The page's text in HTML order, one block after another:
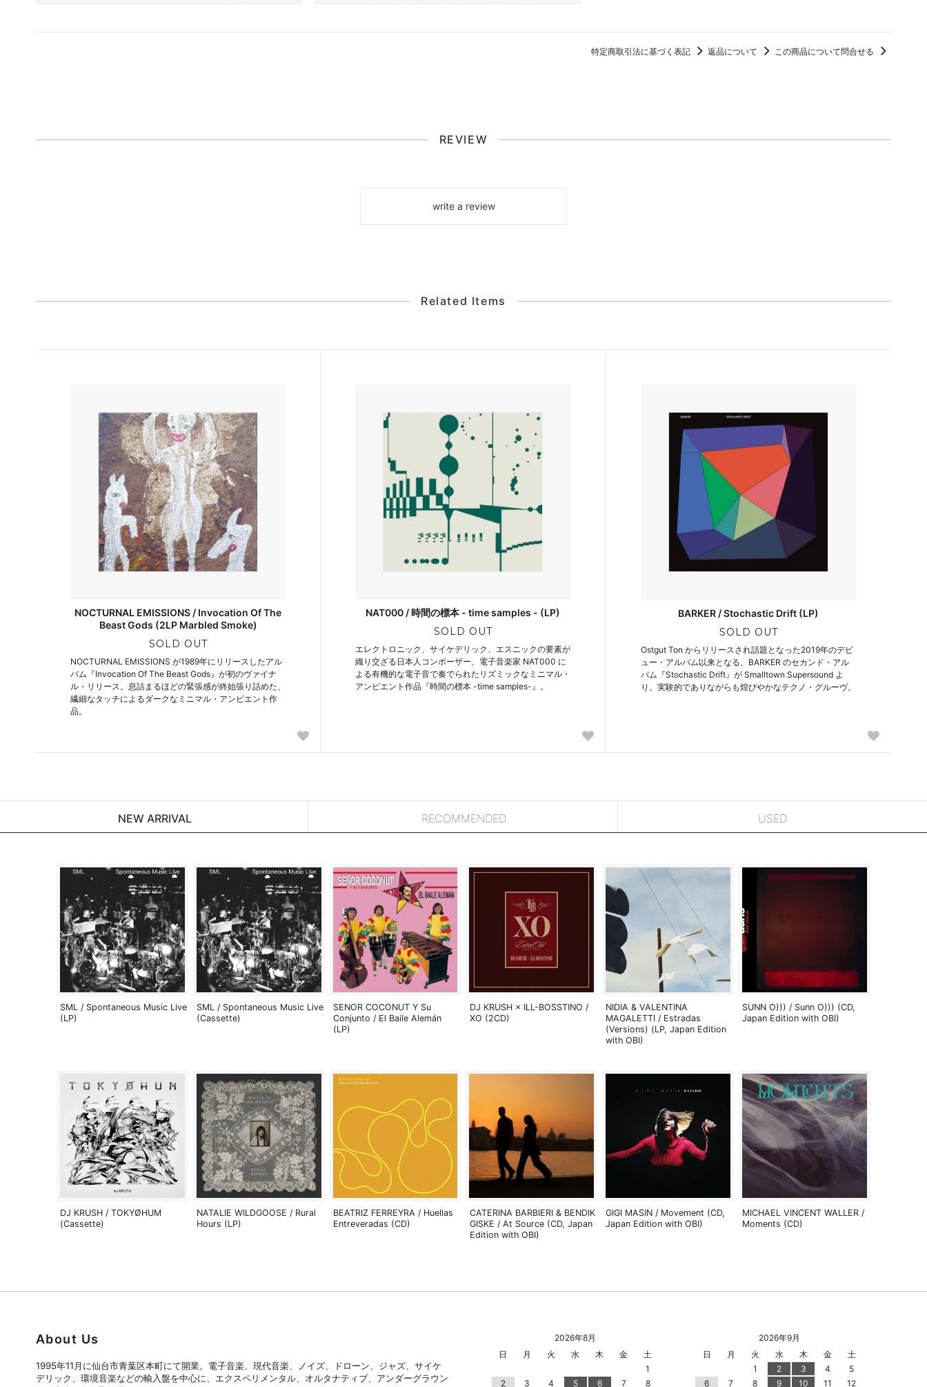
特定商取引法に基づく表記 返品について この商品について問合せる
REVIEW
write a review
Related Items
NOCTURNAL EMISSIONS / Invocation Of The
Beast Gods (2LP Marbled Smoke)
SOLD OUT
NOCTURNAL EMISSIONS が1989年にリリースしたアル
バム『Invocation Of The Beast Gods』が初のヴァイナ
ル・リリース。息詰まるほどの緊張感が終始張り詰めた、
繊細なタッチによるダークなミニマル・アンビエント作
品。
NAT000 / 時間の標本 - time samples - (LP)
SOLD OUT
エレクトロニック、サイケデリック、エスニックの要素が
織り交ざる日本人コンポーザー、電子音楽家 NAT000 に
よる有機的な電子音で奏でられたリズミックなミニマル・
アンビエント作品『時間の標本 -time samples-』。
BARKER / Stochastic Drift (LP)
SOLD OUT
Ostgut Ton からリリースされ話題となった2019年のデビ
ュー・アルバム以来となる、BARKER のセカンド・アル
バム『Stochastic Drift』が Smalltown Supersound よ
り。実験的でありながらも煌びやかなテクノ・グルーヴ。
NEW ARRIVAL RECOMMENDED USED
SML / Spontaneous Music Live
(LP)
SML / Spontaneous Music Live
(Cassette)
SENOR COCONUT Y Su
Conjunto / El Baile Alemán
(LP)
DJ KRUSH × ILL-BOSSTINO /
XO (2CD)
NIDIA & VALENTINA
MAGALETTI / Estradas
(Versions) (LP, Japan Edition
with OBI)
SUNN O))) / Sunn O))) (CD,
Japan Edition with OBI)
DJ KRUSH / TOKYØHUM
(Cassette)
NATALIE WILDGOOSE / Rural
Hours (LP)
BEATRIZ FERREYRA / Huellas
Entreveradas (CD)
CATERINA BARBIERI & BENDIK
GISKE / At Source (CD, Japan
Edition with OBI)
GIGI MASIN / Movement (CD,
Japan Edition with OBI)
MICHAEL VINCENT WALLER /
Moments (CD)
About Us
1995年11月に仙台市青葉区本町にて開業。電子音楽、現代音楽、ノイズ、ドローン、ジャズ、サイケ
デリック、環境音楽などの輸入盤を中心に、エクスペリメンタル、オルタナティブ、アンダーグラウン
2026年8月
日
月 火 水 木 金
土
1
2
3 4 5 6 7 8
2026年9月
日
月 火 水 木 金
土
1
2 3 4
5
6
7 8 9 10 11 12